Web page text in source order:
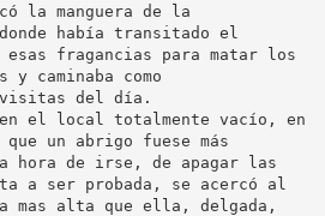
la manguera de la
había transitado el
fragancias para matar los
caminaba como
visitas del día.
el local totalmente vacío, en
un abrigo fuese más
hora de irse, de apagar las
a ser probada, se acercó al
mas alta que ella, delgada,